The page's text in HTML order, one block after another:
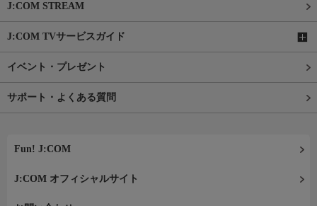
J:COM STREAM
J:COM TVサービスガイド
イベント・プレゼント
サポート・よくある質問
Fun! J:COM
J:COM オフィシャルサイト